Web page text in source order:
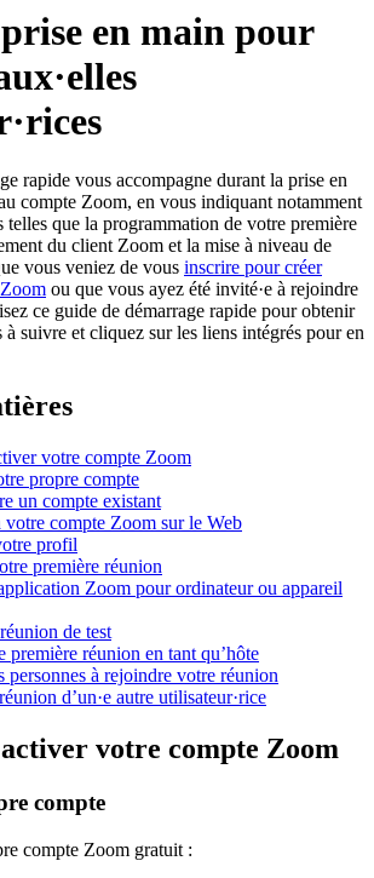
en main pour
rapide vous accompagne durant la prise en
compte Zoom, en vous indiquant notamment
telles que la programmation de votre première
du client Zoom et la mise à niveau de
vous veniez de vous inscrire pour créer
ou que vous ayez été invité·e à rejoindre
ce guide de démarrage rapide pour obtenir
à suivre et cliquez sur les liens intégrés pour en
votre compte Zoom
propre compte
un compte existant
votre compte Zoom sur le Web
profil
première réunion
Zoom pour ordinateur ou appareil
de test
première réunion en tant qu’hôte
personnes à rejoindre votre réunion
d’un·e autre utilisateur·rice
votre compte Zoom
compte
compte Zoom gratuit :